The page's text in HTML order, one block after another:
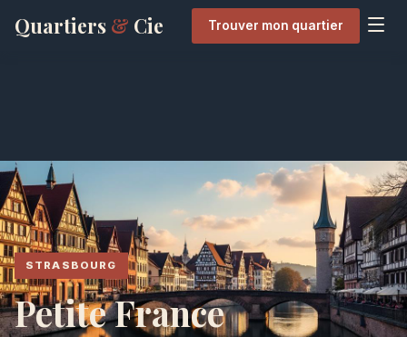
Quartiers & Cie Trouver mon quartier
STRASBOURG
Petite France